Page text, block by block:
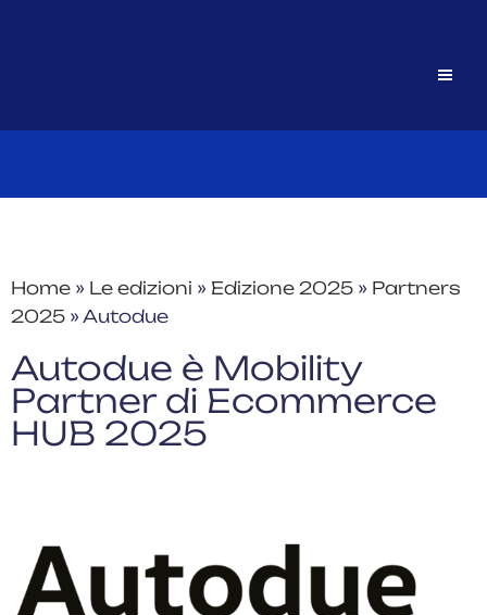
Home » Le edizioni » Edizione 2025 » Partners
2025 » Autodue
Autodue è Mobility
Partner di Ecommerce
HUB 2025